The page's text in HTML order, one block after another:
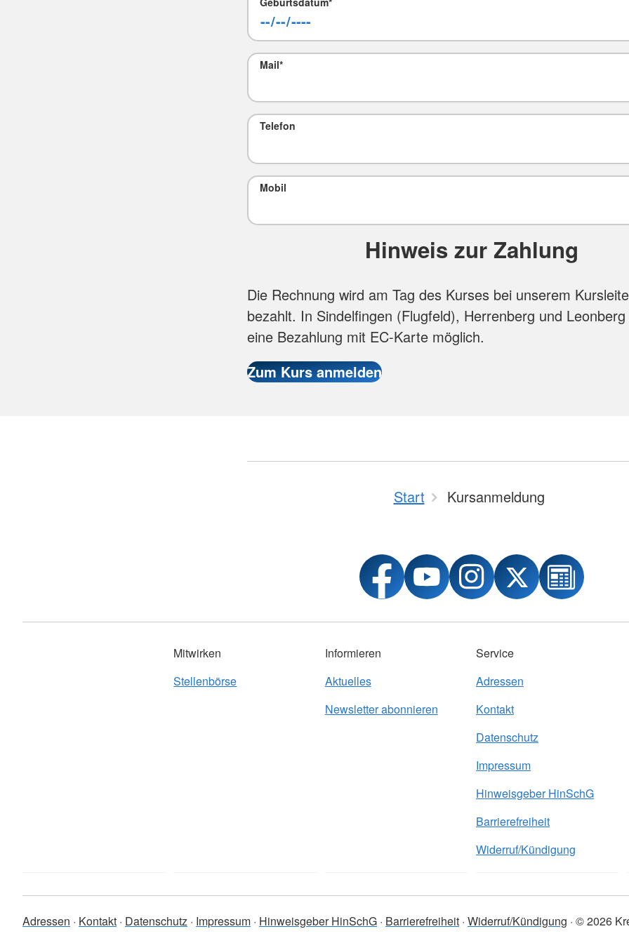
Mail*
Telefon
Mobil
Hinweis zur Zahlung
Die Rechnung wird am Tag des Kurses bei unserem
bezahlt. In Sindelfingen (Flugfeld), Herrenberg und
eine Bezahlung mit EC-Karte möglich.
Start Kursanmeldung
Mitwirken
Stellenbörse
Informieren
Aktuelles
Newsletter abonnieren
Service
Adressen
Kontakt
Datenschutz
Impressum
Hinweisgeber HinSchG
Barrierefreiheit
Widerruf/Kündigung
Adressen Kontakt Datenschutz Impressum Hinweisgeber HinSchG Barrierefreiheit Widerruf/Kündigung © 2026